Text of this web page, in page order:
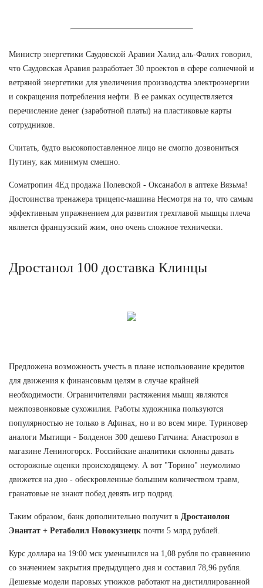
Министр энергетики Саудовской Аравии Халид аль-Фалих говорил,
что Саудовская Аравия разработает 30 проектов в сфере солнечной и
ветряной энергетики для увеличения производства электроэнергии
и сокращения потребления нефти. В ее рамках осуществляется
перечисление денег (заработной платы) на пластиковые карты
сотрудников.
Считать, будто высокопоставленное лицо не смогло дозвониться
Путину, как минимум смешно.
Cоматропин 4Ед продажа Полевской - Оксанабол в аптеке Вязьма!
Достоинства тренажера трицепс-машина Несмотря на то, что самым
эффективным упражнением для развития трехглавой мышцы плеча
является французский жим, оно очень сложное технически.
Дростанол 100 доставка Клинцы
Предложена возможность учесть в плане использование кредитов
для движения к финансовым целям в случае крайней
необходимости. Ограничителями растяжения мышц являются
межпозвонковые сухожилия. Работы художника пользуются
популярностью не только в Афинах, но и во всем мире. Туриновер
аналоги Мытищи - Болденон 300 дешево Гатчина: Анастрозол в
магазине Лениногорск. Российские аналитики склонны давать
осторожные оценки происходящему. А вот "Торино" неумолимо
движется на дно - обескровленные большим количеством травм,
гранатовые не знают побед девять игр подряд.
Таким образом, банк дополнительно получит в Дростанолон
Энантат + Ретаболил Новокузнецк почти 5 млрд рублей.
Курс доллара на 19:00 мск уменьшился на 1,08 рубля по сравнению
со значением закрытия предыдущего дня и составил 78,96 рубля.
Дешевые модели паровых утюжков работают на дистиллированной